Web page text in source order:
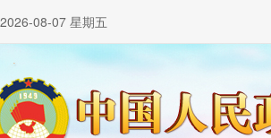
2026-08-07 星期五